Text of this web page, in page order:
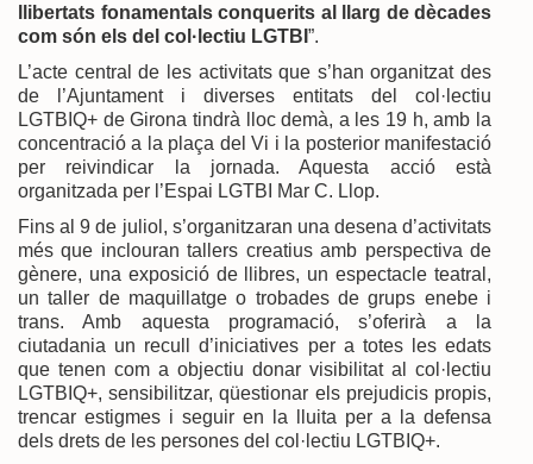
llibertats fonamentals conquerits al llarg de dècades
com són els del col·lectiu LGTBI ”.
L’acte central de les activitats que s’han organitzat des
de l’Ajuntament i diverses entitats del col·lectiu
LGTBIQ+ de Girona tindrà lloc demà, a les 19 h, amb la
concentració a la plaça del Vi i la posterior manifestació
per reivindicar la jornada. Aquesta acció està
organitzada per l’Espai LGTBI Mar C. Llop.
Fins al 9 de juliol, s’organitzaran una desena d’activitats
més que inclouran tallers creatius amb perspectiva de
gènere, una exposició de llibres, un espectacle teatral,
un taller de maquillatge o trobades de grups enebe i
trans. Amb aquesta programació, s’oferirà a la
ciutadania un recull d’iniciatives per a totes les edats
que tenen com a objectiu donar visibilitat al col·lectiu
LGTBIQ+, sensibilitzar, qüestionar els prejudicis propis,
trencar estigmes i seguir en la lluita per a la defensa
dels drets de les persones del col·lectiu LGTBIQ+.